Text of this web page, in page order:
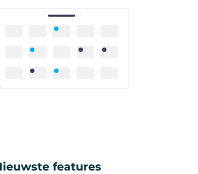
features